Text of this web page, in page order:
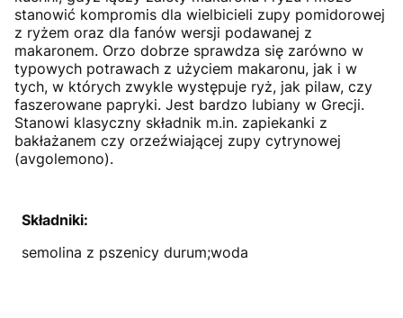
stanowić kompromis dla wielbicieli zupy pomidorowej
z ryżem oraz dla fanów wersji podawanej z
makaronem. Orzo dobrze sprawdza się zarówno w
typowych potrawach z użyciem makaronu, jak i w
tych, w których zwykle występuje ryż, jak pilaw, czy
faszerowane papryki. Jest bardzo lubiany w Grecji.
Stanowi klasyczny składnik m.in. zapiekanki z
bakłażanem czy orzeźwiającej zupy cytrynowej
(avgolemono).
Składniki:
semolina z pszenicy durum;woda